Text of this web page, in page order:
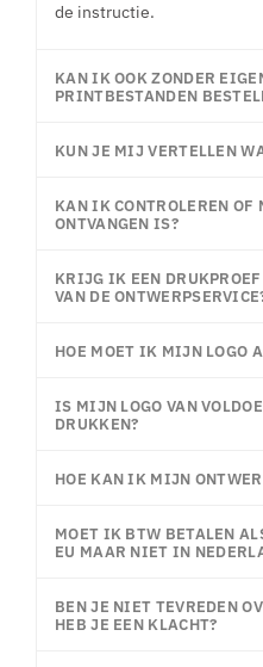
de instructie.
KAN IK OOK ZONDER
PRINTBESTANDEN
KUN JE MIJ VERTELLEN
KAN IK CONTROLEREN OF
ONTVANGEN IS?
KRIJG IK EEN
VAN DE
HOE MOET IK MIJN LOGO
IS MIJN LOGO VAN
DRUKKEN?
HOE KAN IK MIJN
MOET IK BTW BETALEN
EU MAAR NIET IN
BEN JE NIET TEVREDEN
HEB JE EEN KLACHT?